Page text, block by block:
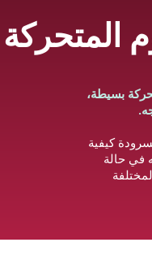
بسيطة،
كيفية
في حالة